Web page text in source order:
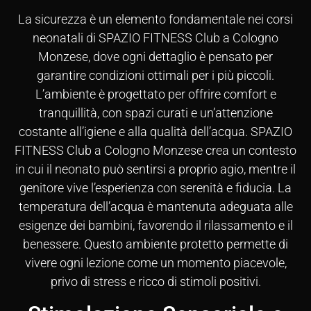
La sicurezza è un elemento fondamentale nei corsi
neonatali di SPAZIO FITNESS Club a Cologno
Monzese, dove ogni dettaglio è pensato per
garantire condizioni ottimali per i più piccoli.
L’ambiente è progettato per offrire comfort e
tranquillità, con spazi curati e un’attenzione
costante all’igiene e alla qualità dell’acqua. SPAZIO
FITNESS Club a Cologno Monzese crea un contesto
in cui il neonato può sentirsi a proprio agio, mentre il
genitore vive l’esperienza con serenità e fiducia. La
temperatura dell’acqua è mantenuta adeguata alle
esigenze dei bambini, favorendo il rilassamento e il
benessere. Questo ambiente protetto permette di
vivere ogni lezione come un momento piacevole,
privo di stress e ricco di stimoli positivi.